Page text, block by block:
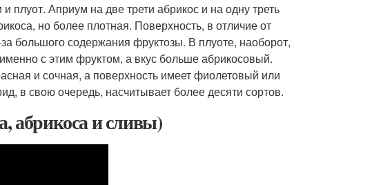
плуот. Априум на две трети абрикос и на одну треть
но более плотная. Поверхность, в отличие от
большого содержания фруктозы. В плуоте, наоборот,
с этим фруктом, а вкус больше абрикосовый.
и сочная, а поверхность имеет фиолетовый или
в свою очередь, насчитывает более десяти сортов.
и сливы)